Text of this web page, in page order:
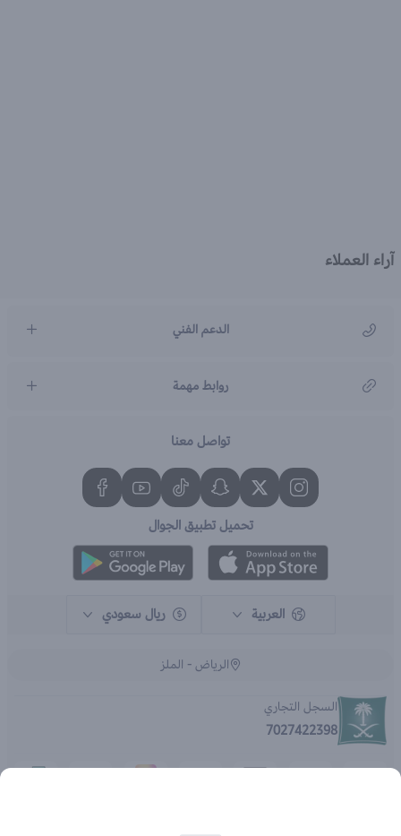
آراء العملاء
الدعم الفني
روابط مهمة
تواصل معنا
تحميل تطبيق الجوال
العربية ريال سعودي
الرياض - الملز
السجل التجاري
7027422398